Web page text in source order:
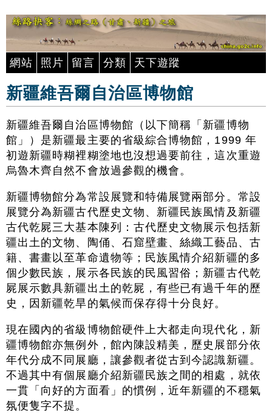
網站 照片 留言 分類 天下遊蹤
新疆維吾爾自治區博物館
新疆維吾爾自治區博物館（以下簡稱「新疆博物
館」）是新疆最主要的省級綜合博物館，1999 年
初遊新疆時糊裡糊塗地也沒想過要前往，這次重遊
烏魯木齊自然不會放過參觀的機會。
新疆博物館分為常設展覽和特備展覽兩部分。常設
展覽分為新疆古代歷史文物、新疆民族風情及新疆
古代乾屍三大基本陳列：古代歷史文物展示包括新
疆出土的文物、陶俑、石窟壁畫、絲織工藝品、古
籍、書畫以至革命遺物等；民族風情介紹新疆的多
個少數民族，展示各民族的民風習俗；新疆古代乾
屍展示數具新疆出土的乾屍，有些已有過千年的歷
史，因新疆乾旱的氣候而保存得十分良好。
現在國內的省級博物館硬件上大都走向現代化，新
疆博物館亦無例外，館內陳設精美，歷史展部分依
年代分成不同展廳，讓參觀者從古到今認識新疆。
不過其中有個展廳介紹新疆民族之間的相處，就依
一貫「向好的方面看」的慣例，近年新疆的不穩氣
氛便隻字不提。